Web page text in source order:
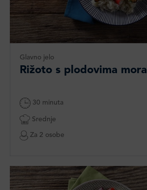
Glavno jelo
Rižoto s plodovima mora
30 minuta
Srednje
Za 2 osobe